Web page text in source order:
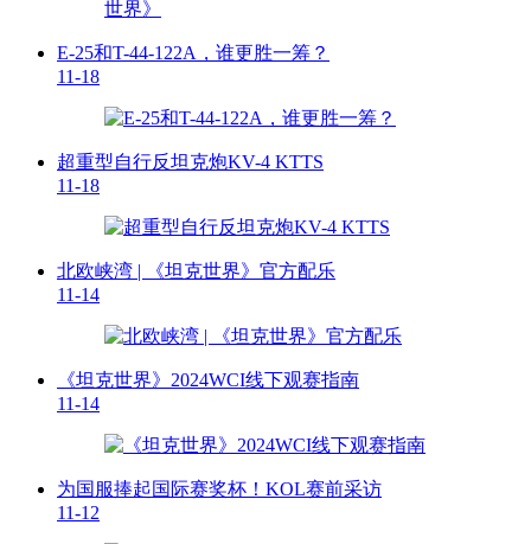
E-25和T-44-122A，谁更胜一筹？
11-18
超重型自行反坦克炮KV-4 KTTS
11-18
北欧峡湾 | 《坦克世界》官方配乐
11-14
《坦克世界》2024WCI线下观赛指南
11-14
为国服捧起国际赛奖杯！KOL赛前采访
11-12